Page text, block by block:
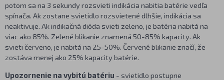
potom sa na 3 sekundy rozsvieti indikácia nabitia batérie vedľa
spínača. Ak zostane svietidlo rozsvietené dlhšie, indikácia sa
neaktivuje. Ak indikačná dióda svieti zeleno, je batéria nabitá na
viac ako 85%. Zelené blikanie znamená 50-85% kapacity. Ak
svieti červeno, je nabitá na 25-50%. Červené blikanie značí, že
zostáva menej ako 25% kapacity batérie.
Upozornenie na vybitú batériu - svietidlo postupne